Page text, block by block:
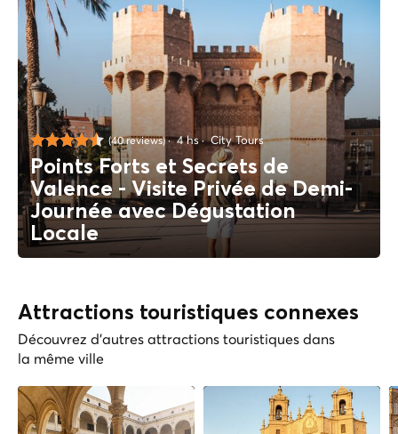
(40 reviews) 4 hs City Tours
Points Forts et Secrets de
Valence - Visite Privée de Demi-
Journée avec Dégustation
Locale
Attractions touristiques connexes
Découvrez d'autres attractions touristiques dans
la même ville